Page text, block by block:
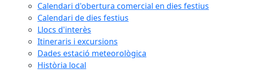
Calendari d'obertura comercial en dies festius
Calendari de dies festius
Llocs d'interès
Itineraris i excursions
Dades estació meteorològica
Història local